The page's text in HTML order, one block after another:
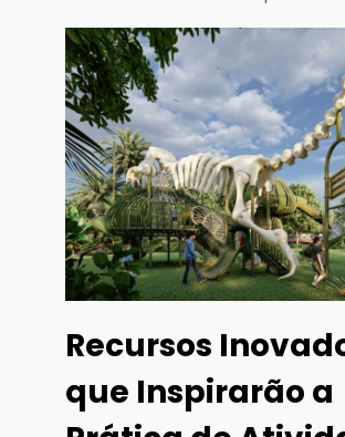
Recursos
que Inspirarão a